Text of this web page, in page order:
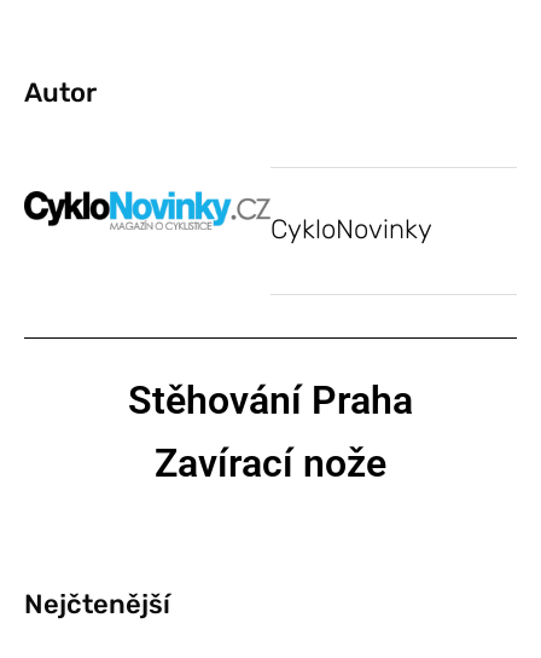
Autor
CykloNovinky
Stěhování Praha
Zavírací nože
Nejčtenější